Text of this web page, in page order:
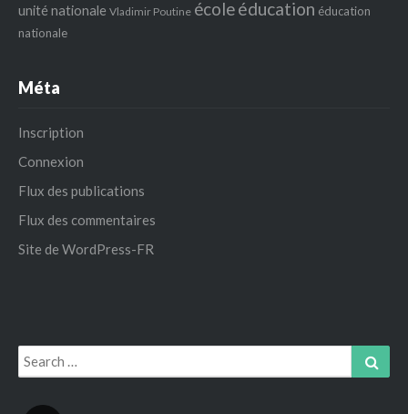
unité nationale Vladimir Poutine écoleéducation éducation
nationale
Méta
Inscription
Connexion
Flux des publications
Flux des commentaires
Site de WordPress-FR
Search
for: